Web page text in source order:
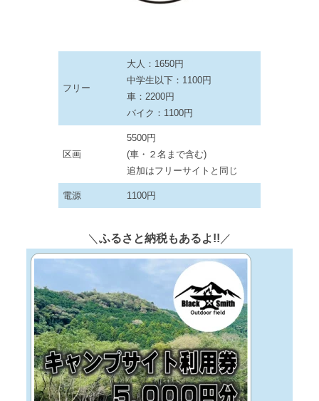
フリー
大人：1650円
中学生以下：1100円
車：2200円
バイク：1100円
区画
5500円
(車・２名まで含む)
追加はフリーサイトと同じ
電源 1100円
＼ ふるさと納税もあるよ!! ／